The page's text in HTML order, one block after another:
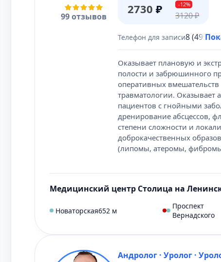
99 отзывов
2730 ₽ -12%
3120₽
Телефон для записи8 (495)
Оказывает плановую и
полости и забрюшинного
оперативных
травматологии.
пациентов с гнойными
дренирование абсцессов,
степени сложности и
доброкачественных
(липомы, атеромы,
Медицинский центр Столица на
Новаторская652 м
Проспект
Вернадского
Андролог · Уролог ·